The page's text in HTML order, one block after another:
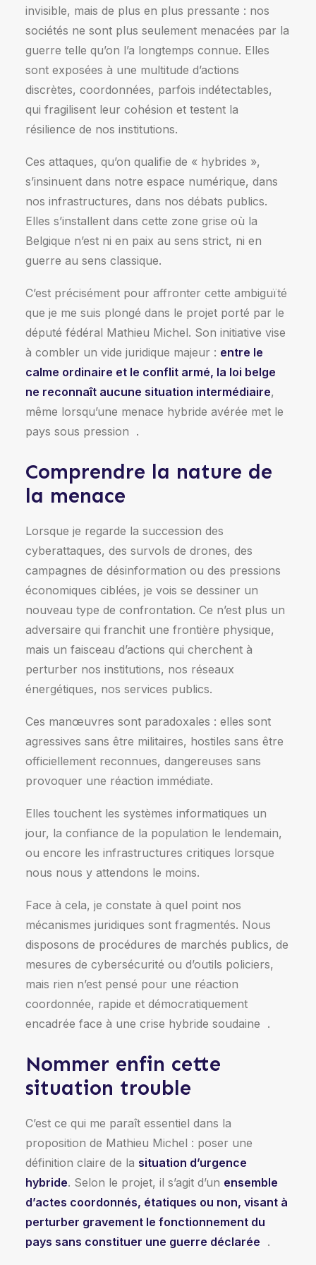
invisible, mais de plus en plus pressante : nos
sociétés ne sont plus seulement menacées par la
guerre telle qu’on l’a longtemps connue. Elles
sont exposées à une multitude d’actions
discrètes, coordonnées, parfois indétectables,
qui fragilisent leur cohésion et testent la
résilience de nos institutions.
Ces attaques, qu’on qualifie de « hybrides »,
s’insinuent dans notre espace numérique, dans
nos infrastructures, dans nos débats publics.
Elles s’installent dans cette zone grise où la
Belgique n’est ni en paix au sens strict, ni en
guerre au sens classique.
C’est précisément pour affronter cette ambiguïté
que je me suis plongé dans le projet porté par le
député fédéral Mathieu Michel. Son initiative vise
à combler un vide juridique majeur : entre le
calme ordinaire et le conflit armé, la loi belge
ne reconnaît aucune situation intermédiaire,
même lorsqu’une menace hybride avérée met le
pays sous pression .
Comprendre la nature de
la menace
Lorsque je regarde la succession des
cyberattaques, des survols de drones, des
campagnes de désinformation ou des pressions
économiques ciblées, je vois se dessiner un
nouveau type de confrontation. Ce n’est plus un
adversaire qui franchit une frontière physique,
mais un faisceau d’actions qui cherchent à
perturber nos institutions, nos réseaux
énergétiques, nos services publics.
Ces manœuvres sont paradoxales : elles sont
agressives sans être militaires, hostiles sans être
officiellement reconnues, dangereuses sans
provoquer une réaction immédiate.
Elles touchent les systèmes informatiques un
jour, la confiance de la population le lendemain,
ou encore les infrastructures critiques lorsque
nous nous y attendons le moins.
Face à cela, je constate à quel point nos
mécanismes juridiques sont fragmentés. Nous
disposons de procédures de marchés publics, de
mesures de cybersécurité ou d’outils policiers,
mais rien n’est pensé pour une réaction
coordonnée, rapide et démocratiquement
encadrée face à une crise hybride soudaine .
Nommer enfin cette
situation trouble
C’est ce qui me paraît essentiel dans la
proposition de Mathieu Michel : poser une
définition claire de la situation d’urgence
hybride. Selon le projet, il s’agit d’un ensemble
d’actes coordonnés, étatiques ou non, visant à
perturber gravement le fonctionnement du
pays sans constituer une guerre déclarée .